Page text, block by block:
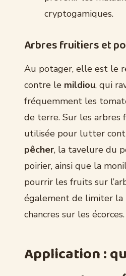
cryptogamiques.
Arbres fruitiers et
Au potager, elle est le
contre le mildiou, qui
fréquemment les
de terre. Sur les arbres
utilisée pour lutter
pêcher, la tavelure du
poirier, ainsi que la
pourrir les fruits sur
également de limiter la
chancres sur les écorces.
Application :